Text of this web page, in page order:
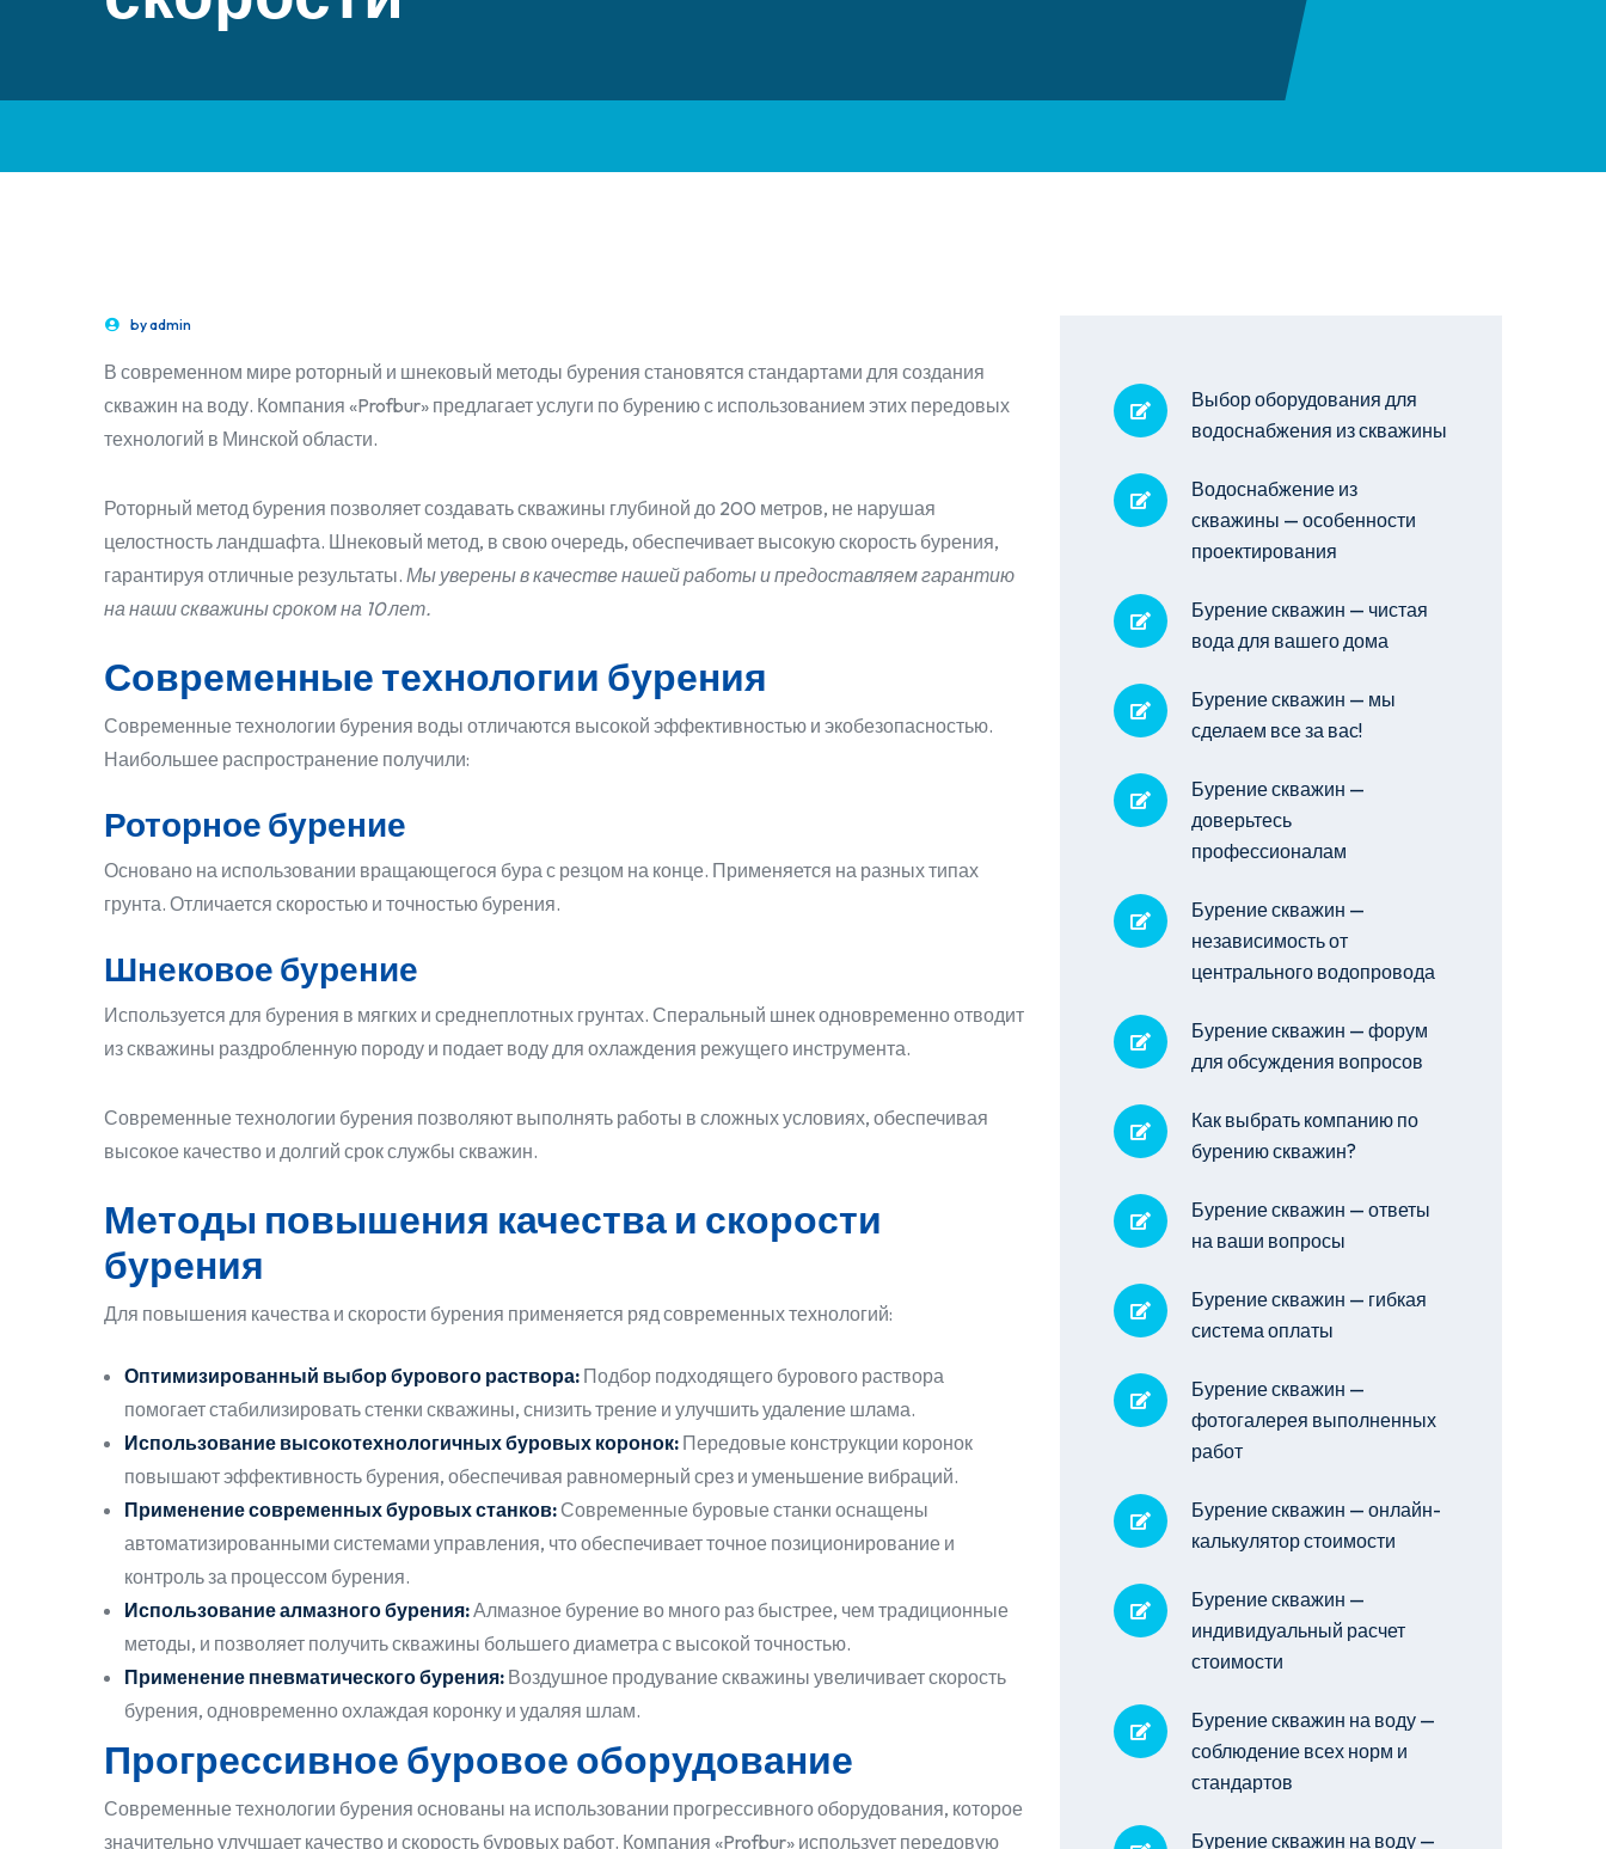
byadmin
В современном мире роторный и шнековый методы бурения становятся стандартами для создания
скважин на воду. Компания «Profbur» предлагает услуги по бурению с использованием этих передовых
технологий в Минской области.
Роторный метод бурения позволяет создавать скважины глубиной до 200 метров, не нарушая
целостность ландшафта. Шнековый метод, в свою очередь, обеспечивает высокую скорость бурения,
гарантируя отличные результаты. Мы уверены в качестве нашей работы и предоставляем гарантию
на наши скважины сроком на 10 лет.
Современные технологии бурения
Современные технологии бурения воды отличаются высокой эффективностью и экобезопасностью.
Наибольшее распространение получили:
Роторное бурение
Основано на использовании вращающегося бура с резцом на конце. Применяется на разных типах
грунта. Отличается скоростью и точностью бурения.
Шнековое бурение
Используется для бурения в мягких и среднеплотных грунтах. Сперальный шнек одновременно отводит
из скважины раздробленную породу и подает воду для охлаждения режущего инструмента.
Современные технологии бурения позволяют выполнять работы в сложных условиях, обеспечивая
высокое качество и долгий срок службы скважин.
Методы повышения качества и скорости
бурения
Для повышения качества и скорости бурения применяется ряд современных технологий:
Оптимизированный выбор бурового раствора: Подбор подходящего бурового раствора
помогает стабилизировать стенки скважины, снизить трение и улучшить удаление шлама.
Использование высокотехнологичных буровых коронок: Передовые конструкции коронок
повышают эффективность бурения, обеспечивая равномерный срез и уменьшение вибраций.
Применение современных буровых станков: Современные буровые станки оснащены
автоматизированными системами управления, что обеспечивает точное позиционирование и
контроль за процессом бурения.
Использование алмазного бурения:Алмазное бурение во много раз быстрее, чем традиционные
методы, и позволяет получить скважины большего диаметра с высокой точностью.
Применение пневматического бурения: Воздушное продувание скважины увеличивает скорость
бурения, одновременно охлаждая коронку и удаляя шлам.
Прогрессивное буровое оборудование
Современные технологии бурения основаны на использовании прогрессивного оборудования, которое
значительно улучшает качество и скорость буровых работ. Компания «Profbur» использует передовую
Выбор оборудования для
водоснабжения из скважины
Водоснабжение из
скважины — особенности
проектирования
Бурение скважин — чистая
вода для вашего дома
Бурение скважин — мы
сделаем все за вас!
Бурение скважин —
доверьтесь
профессионалам
Бурение скважин —
независимость от
центрального водопровода
Бурение скважин — форум
для обсуждения вопросов
Как выбрать компанию по
бурению скважин?
Бурение скважин — ответы
на ваши вопросы
Бурение скважин — гибкая
система оплаты
Бурение скважин —
фотогалерея выполненных
работ
Бурение скважин — онлайн-
калькулятор стоимости
Бурение скважин —
индивидуальный расчет
стоимости
Бурение скважин на воду —
соблюдение всех норм и
стандартов
Бурение скважин на воду —